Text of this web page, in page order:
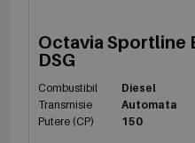
Octavia Sportline
DSG
Combustibil
Diesel
Transmisie
Automata
Putere (CP)
150